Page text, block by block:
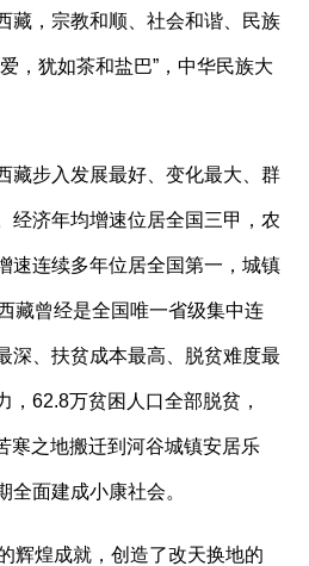
藏，宗教和顺、社会和谐、民族
，犹如茶和盐巴”，中华民族大
步入发展最好、变化最大、群
经济年均增速位居全国三甲，农
速连续多年位居全国第一，城镇
藏曾经是全国唯一省级集中连
深、扶贫成本最高、脱贫难度最
，62.8万贫困人口全部脱贫，
寒之地搬迁到河谷城镇安居乐
全面建成小康社会。
辉煌成就，创造了改天换地的